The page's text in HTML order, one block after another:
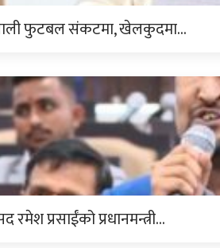
फुटबल संकटमा, खेलकुदमा…
रमेश प्रसाईंको प्रधानमन्त्री…